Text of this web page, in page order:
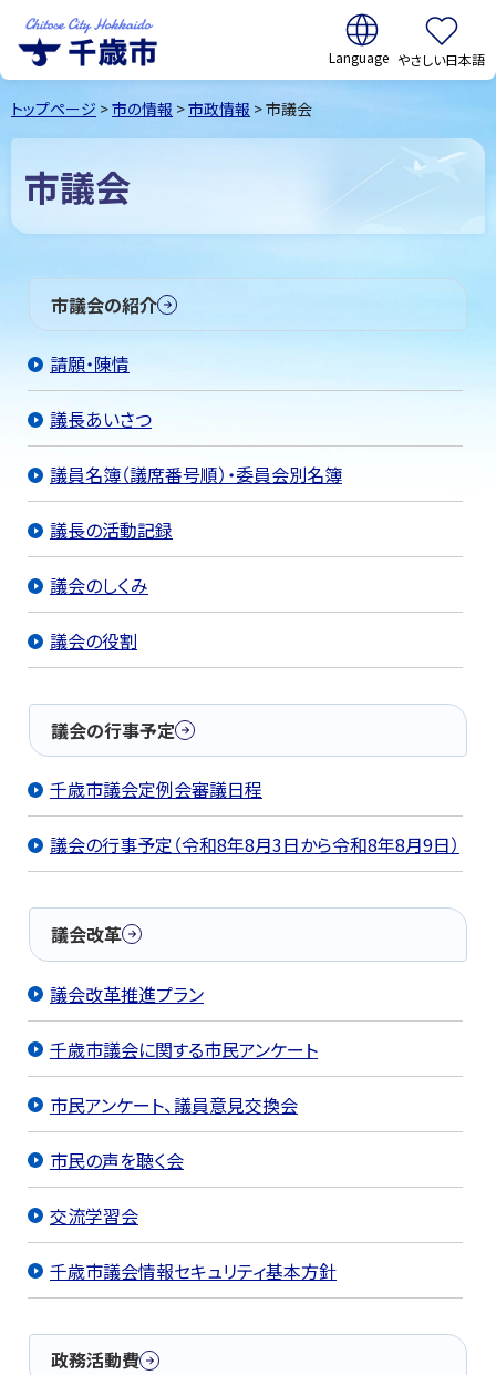
千歳市Chitose
City Hokkaido
翻訳:
やさしい日本語
トップページ >市の情報 >市政情報 > 市議会
市議会
市議会の紹介
請願・陳情
議長あいさつ
議員名簿（議席番号順）・委員会別名簿
議長の活動記録
議会のしくみ
議会の役割
議会の行事予定
千歳市議会定例会審議日程
議会の行事予定（令和8年8月3日から令和8年8月9日）
議会改革
議会改革推進プラン
千歳市議会に関する市民アンケート
市民アンケート、議員意見交換会
市民の声を聴く会
交流学習会
千歳市議会情報セキュリティ基本方針
政務活動費